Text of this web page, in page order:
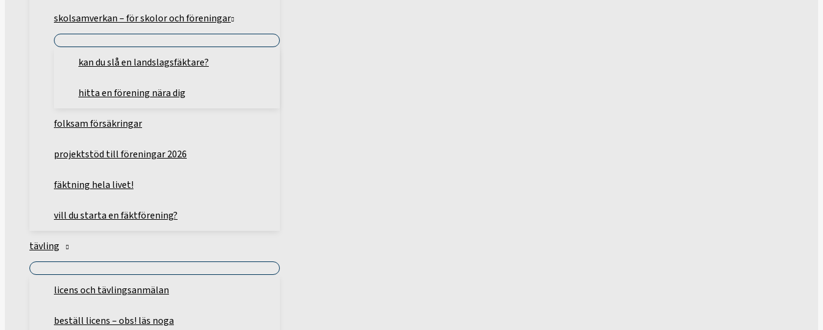
skolsamverkan – för skolor och föreningar
kan du slå en landslagsfäktare?
hitta en förening nära dig
folksam försäkringar
projektstöd till föreningar 2026
fäktning hela livet!
vill du starta en fäktförening?
tävling
licens och tävlingsanmälan
beställ licens – obs! läs noga